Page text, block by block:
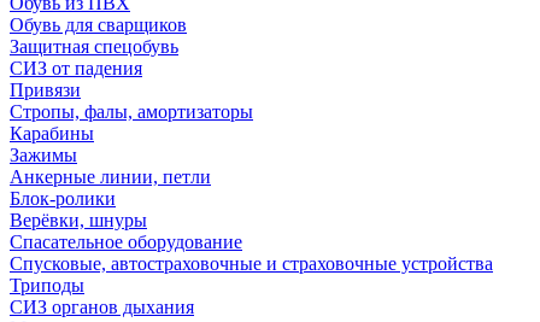
Обувь для сварщиков
Защитная спецобувь
СИЗ от падения
Привязи
Стропы, фалы, амортизаторы
Карабины
Зажимы
Анкерные линии, петли
Блок-ролики
Верёвки, шнуры
Спасательное оборудование
Спусковые, автостраховочные и страховочные устройства
Триподы
СИЗ органов дыхания